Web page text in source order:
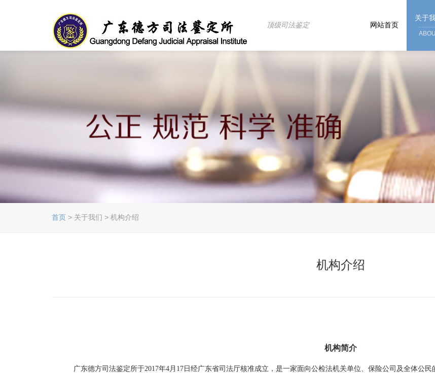
顶级司法鉴定 网站首页
关于
首页 > 关于我们 > 机构介绍
机构介绍
机构简介
广东德方司法鉴定所于2017年4月17日 经广东省司法厅核准成立，是一家面向公检法机关单位、保险公司及全体公